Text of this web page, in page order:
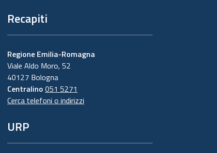
Recapiti
Regione Emilia-Romagna
Viale Aldo Moro, 52
40127 Bologna
Centralino 051 5271
Cerca telefoni o indirizzi
URP